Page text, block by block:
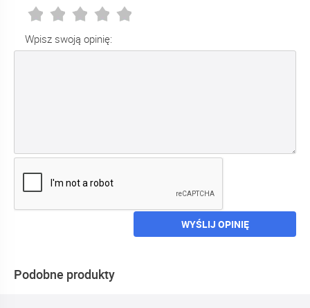
Wpisz swoją opinię:
WYŚLIJ OPINIĘ
Podobne produkty